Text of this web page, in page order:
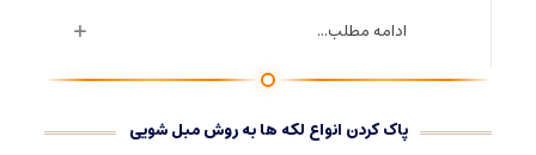
ادامه مطلب...
پاک کردن انواع لکه ها به روش مبل شویی